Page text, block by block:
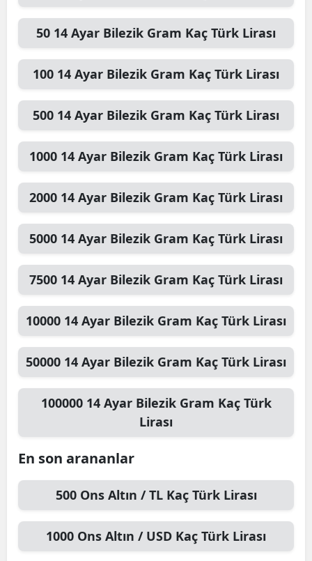
50 14 Ayar Bilezik Gram Kaç Türk Lirası
100 14 Ayar Bilezik Gram Kaç Türk Lirası
500 14 Ayar Bilezik Gram Kaç Türk Lirası
1000 14 Ayar Bilezik Gram Kaç Türk Lirası
2000 14 Ayar Bilezik Gram Kaç Türk Lirası
5000 14 Ayar Bilezik Gram Kaç Türk Lirası
7500 14 Ayar Bilezik Gram Kaç Türk Lirası
10000 14 Ayar Bilezik Gram Kaç Türk Lirası
50000 14 Ayar Bilezik Gram Kaç Türk Lirası
100000 14 Ayar Bilezik Gram Kaç Türk
Lirası
En son arananlar
500 Ons Altın / TLKaç Türk Lirası
1000 Ons Altın / USD Kaç Türk Lirası